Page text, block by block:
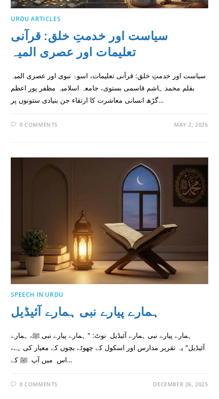
URDU ARTICLES
سیاست اور خدمتِ خلق: قرآنی
تعلیمات اور عصری المیہ
سیاست اور خدمتِ خلق: قرآنی تعلیمات، اسوۂ نبوى اور عصری المیہ
بقلم محمد ہاشم قاسمى بستوى، جامعہ اسلاميہ مظفر پور اعظم
گڑھ انسانی معاشرت کا ارتقاء جن بنیادی ستونوں پر…
0 COMMENTS MAY 2, 2026
SPEECH IN URDU
ہمارے پیارے نبی ہمارے آئیڈیل
ہمارے پیارے نبی ہمارے آئیڈیل نوٹ: " ہمارے پیارے نبی ﷺ، ہمارے
آئیڈیل" يہ تقرير مدارس اور اسكول كے چھوٹے بچوں كے معيار كى ہے،
اس ميں آپ ﷺ كے…
0 COMMENTS DECEMBER 26, 2025